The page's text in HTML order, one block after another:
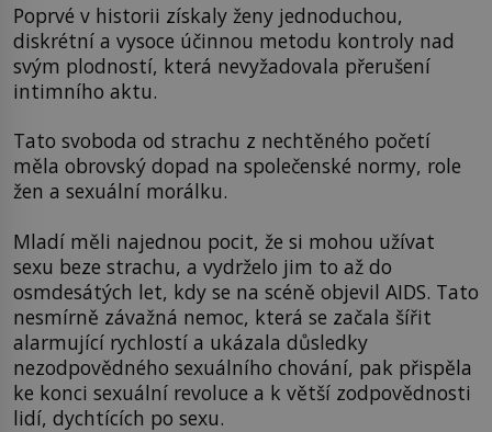
Poprvé v historii získaly ženy jednoduchou,
diskrétní a vysoce účinnou metodu kontroly nad
svým plodností, která nevyžadovala přerušení
intimního aktu.
Tato svoboda od strachu z nechtěného početí
měla obrovský dopad na společenské normy, role
žen a sexuální morálku.
Mladí měli najednou pocit, že si mohou užívat
sexu beze strachu, a vydrželo jim to až do
osmdesátých let, kdy se na scéně objevil AIDS. Tato
nesmírně závažná nemoc, která se začala šířit
alarmující rychlostí a ukázala důsledky
nezodpovědného sexuálního chování, pak přispěla
ke konci sexuální revoluce a k větší zodpovědnosti
lidí, dychtících po sexu.